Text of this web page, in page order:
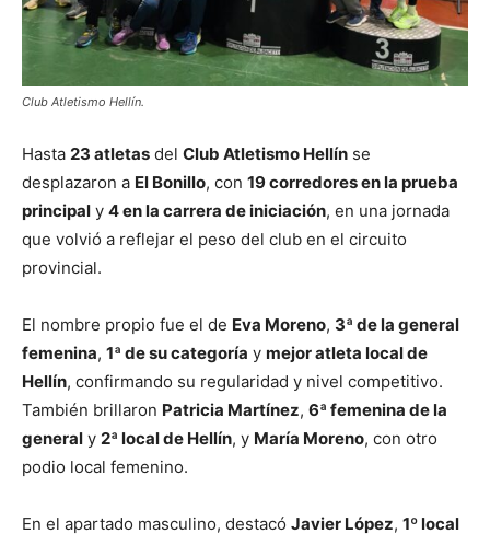
Club Atletismo Hellín.
Hasta 23 atletas del Club Atletismo Hellín se
desplazaron a El Bonillo, con 19 corredores en la prueba
principal y 4 en la carrera de iniciación, en una jornada
que volvió a reflejar el peso del club en el circuito
provincial.
El nombre propio fue el de Eva Moreno, 3ª de la general
femenina, 1ª de su categoría y mejor atleta local de
Hellín, confirmando su regularidad y nivel competitivo.
También brillaron Patricia Martínez, 6ª femenina de la
general y 2ª local de Hellín, y María Moreno, con otro
podio local femenino.
En el apartado masculino, destacó Javier López, 1º local